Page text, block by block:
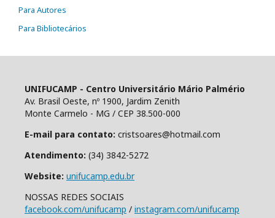
Para Autores
Para Bibliotecários
UNIFUCAMP - Centro Universitário Mário Palmério
Av. Brasil Oeste, nº 1900, Jardim Zenith
Monte Carmelo - MG / CEP 38.500-000
E-mail para contato: cristsoares@hotmail.com
Atendimento: (34) 3842-5272
Website: unifucamp.edu.br
NOSSAS REDES SOCIAIS
facebook.com/unifucamp / instagram.com/unifucamp